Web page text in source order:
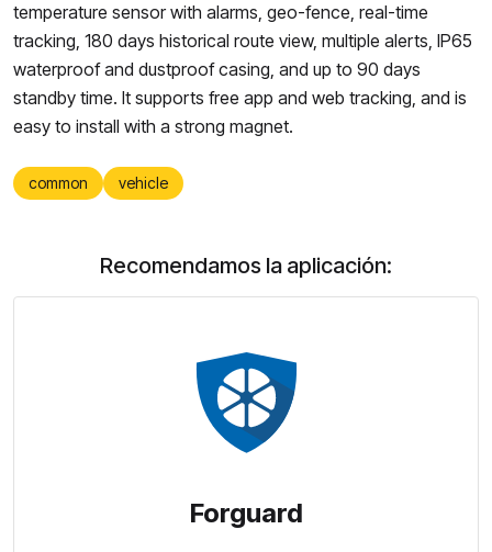
temperature sensor with alarms, geo-fence, real-time
tracking, 180 days historical route view, multiple alerts, IP65
waterproof and dustproof casing, and up to 90 days
standby time. It supports free app and web tracking, and is
easy to install with a strong magnet.
common vehicle
Recomendamos la aplicación:
Forguard